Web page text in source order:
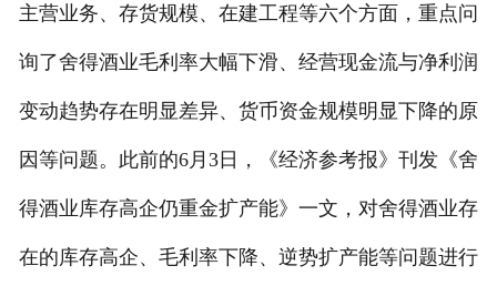
主营业务、存货规模、在建工程等六个方面，重点问
询了舍得酒业毛利率大幅下滑、经营现金流与净利润
变动趋势存在明显差异、货币资金规模明显下降的原
因等问题。此前的6月3日，《经济参考报》刊发《舍
得酒业库存高企仍重金扩产能》一文，对舍得酒业存
在的库存高企、毛利率下降、逆势扩产能等问题进行